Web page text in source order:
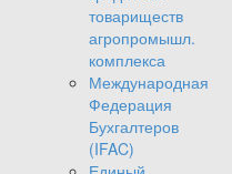
товариществ
агропромышл.
комплекса
Международная
Федерация
Бухгалтеров
(IFAC)